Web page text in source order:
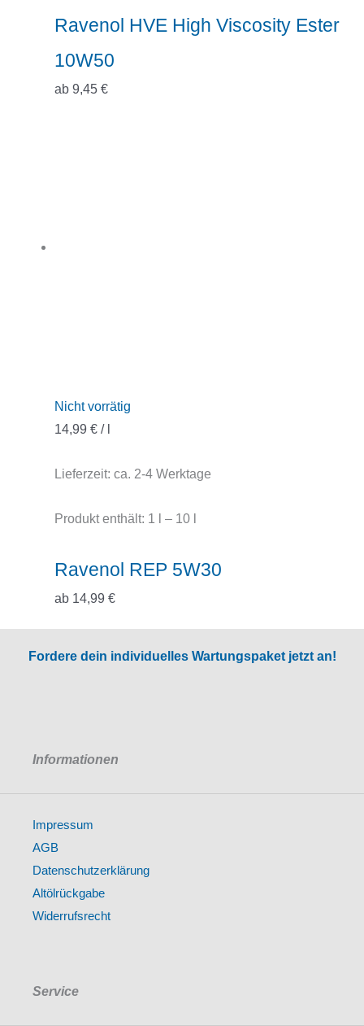
Ravenol HVE High Viscosity Ester
10W50
ab 9,45 €
Nicht vorrätig
14,99 €/
Lieferzeit: ca. 2-4 Werktage
Produkt enthält: 1 – 10
Ravenol REP 5W30
ab 14,99 €
Fordere dein individuelles Wartungspaket jetzt an!
Informationen
Impressum
AGB
Datenschutzerklärung
Altölrückgabe
Widerrufsrecht
Service